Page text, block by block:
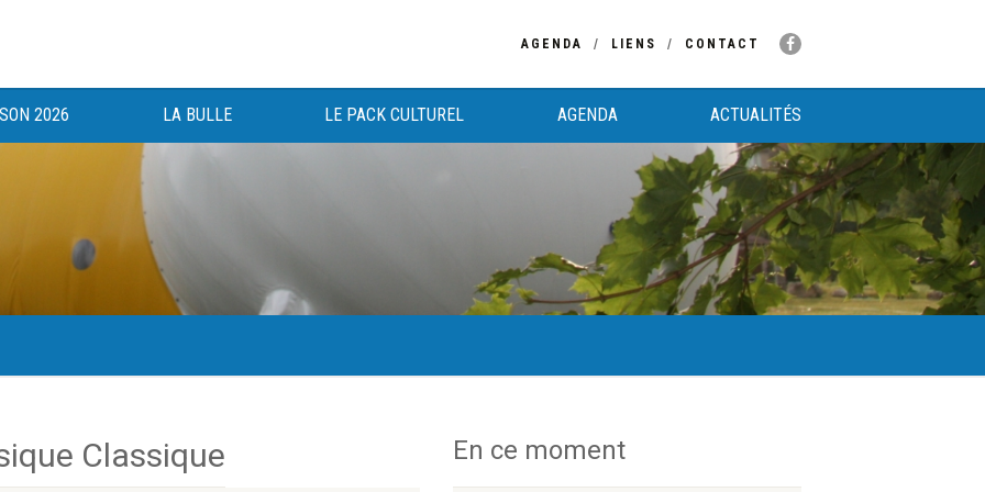
AGENDA LIENS CONTACT
2026 LA BULLE LE PACK CULTUREL AGENDA ACTUALITÉS
au bénéfice des haut-saônois depuis 1983.
Classique En ce moment